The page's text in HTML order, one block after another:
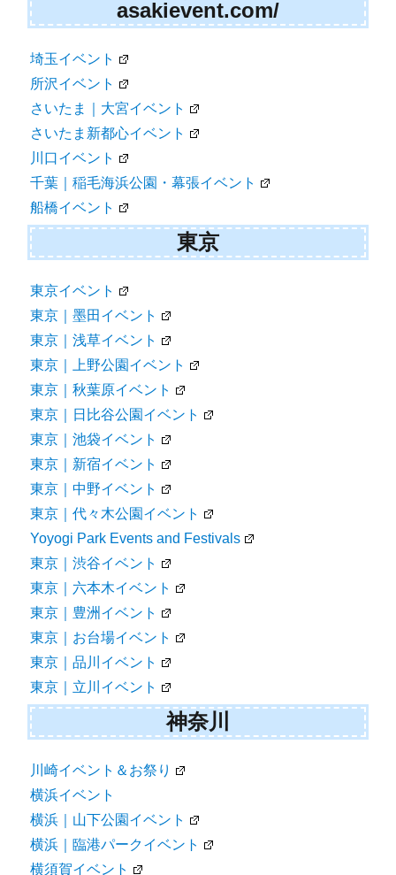
asakievent.com/
埼玉イベント
所沢イベント
さいたま｜大宮イベント
さいたま新都心イベント
川口イベント
千葉｜稲毛海浜公園・幕張イベント
船橋イベント
東京
東京イベント
東京｜墨田イベント
東京｜浅草イベント
東京｜上野公園イベント
東京｜秋葉原イベント
東京｜日比谷公園イベント
東京｜池袋イベント
東京｜新宿イベント
東京｜中野イベント
東京｜代々木公園イベント
Yoyogi Park Events and Festivals
東京｜渋谷イベント
東京｜六本木イベント
東京｜豊洲イベント
東京｜お台場イベント
東京｜品川イベント
東京｜立川イベント
神奈川
川崎イベント＆お祭り
横浜イベント
横浜｜山下公園イベント
横浜｜臨港パークイベント
横須賀イベント